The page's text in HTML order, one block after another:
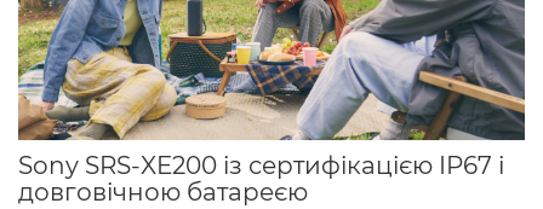
Sony SRS-XE200 із сертифікацією IP67 і
довговічною батареєю